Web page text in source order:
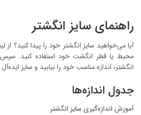
راهنمای سایز انگشتر
آیا می‌خواهید سایز انگشتر خود را پیدا کنید؟ از
محیط یا قطر انگشت خود استفاده کنید. سپس
انگشتر، اندازه مناسب خود را بیابید و سایز
جدول اندازه‌ها
آموزش اندازه‌گیری سایز انگشتر